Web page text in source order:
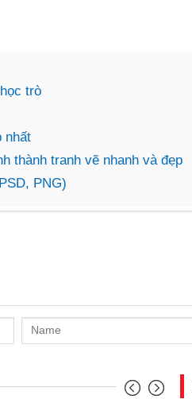
trò
nhất
thành tranh vẽ nhanh và đẹp
PNG)